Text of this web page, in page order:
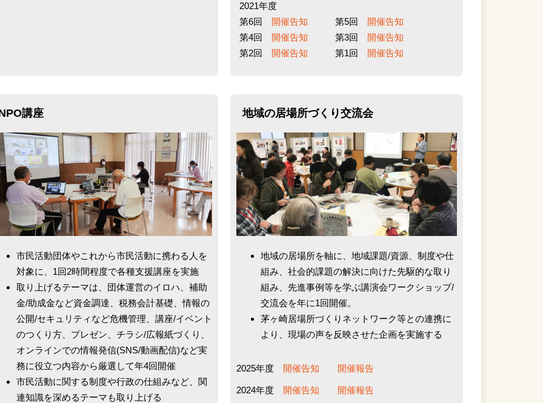
2021年度
第6回
開催告知 第5回
開催告知
第4回
開催告知 第3回
開催告知
第2回
開催告知 第1回 開催告知
講座
市民活動団体やこれから市民活動に携わる人を
対象に、1回2時間程度で各種支援講座を実施
取り上げるテーマは、団体運営のイロハ、補助
金/助成金など資金調達、税務会計基礎、情報の
公開/セキュリティなど危機管理、講座/イベント
のつくり方、プレゼン、チラシ/広報紙づくり、
オンラインでの情報発信(SNS/動画配信)など実
務に役立つ内容から厳選して年4回開催
市民活動に関する制度や行政の仕組みなど、関
連知識を深めるテーマも取り上げる
地域の居場所づくり交流会
地域の居場所を軸に、地域課題/資源、制度や仕
組み、社会的課題の解決に向けた先駆的な取り
組み、先進事例等を学ぶ講演会ワークショップ/
交流会を年に1回開催。
茅ヶ崎居場所づくりネットワーク等との連携に
より、現場の声を反映させた企画を実施する
2025年度 開催告知 開催報告
2024年度 開催告知 開催報告